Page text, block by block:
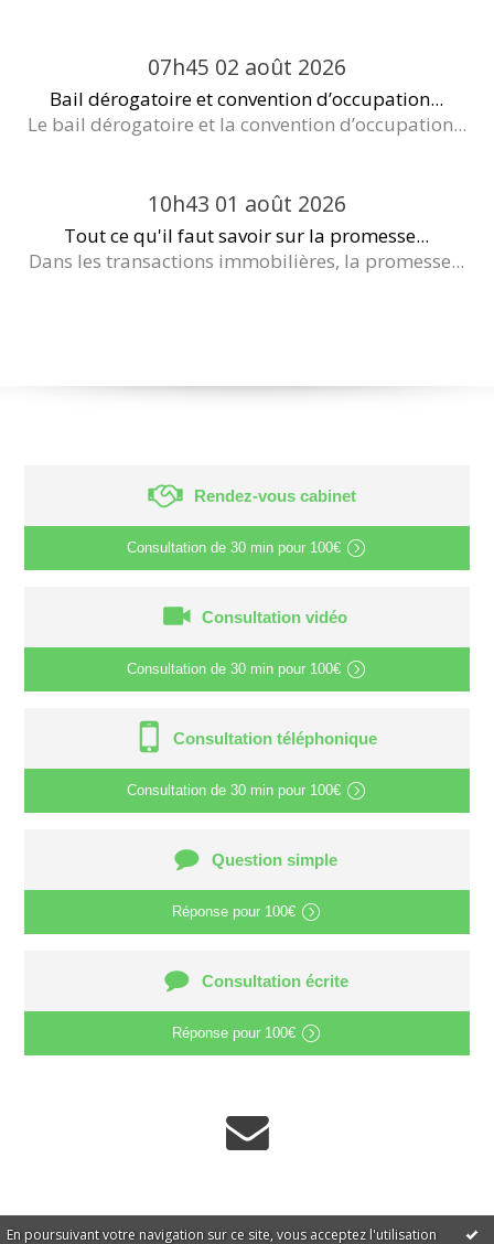
En poursuivant votre navigation sur ce site, vous acceptez l'utilisation
07h45 02 août 2026
Bail dérogatoire et convention d’occupation...
Le bail dérogatoire et la convention d’occupation...
10h43 01 août 2026
Tout ce qu'il faut savoir sur la promesse...
Dans les transactions immobilières, la promesse...
Rendez-vous cabinet
Consultation de 30 min pour 100€
Consultation vidéo
Consultation de 30 min pour 100€
Consultation téléphonique
Consultation de 30 min pour 100€
Question simple
Réponse pour 100€
Consultation écrite
Réponse pour 100€